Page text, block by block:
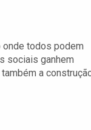
todos podem
sociais ganhem
a